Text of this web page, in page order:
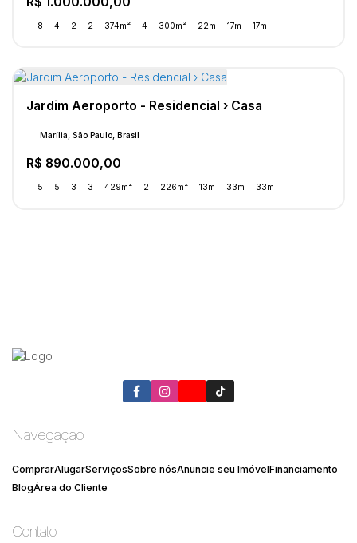
8 4 2 2 374m² 4 300m² 22m 17m 17m
Jardim Aeroporto - Residencial › Casa
R$ 890.000,00
Marília, São Paulo, Brasil
5 5 3 3 429m² 2 226m² 13m 33m 33m
Navegação
ComprarAlugarServiçosSobre nósAnuncie seu ImóvelFinanciamento
BlogÁrea do Cliente
Contato